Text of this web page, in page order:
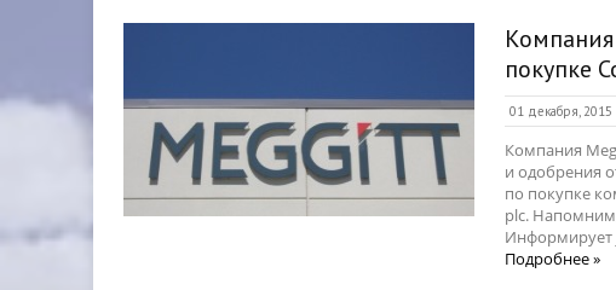
покупке
01 декабря, 2015
Компания
и одобрения
по покупке
plc.
Информирует
Подробнее »